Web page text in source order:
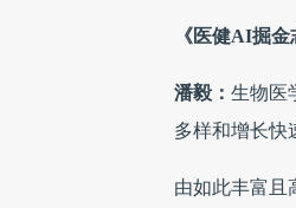
《医健AI掘
潘毅： 生物医
多样和增长快
由如此丰富且